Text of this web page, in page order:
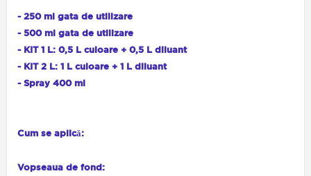
- 250 ml gata de utilizare
- 500 ml gata de utilizare
- KIT 1 L: 0,5 L culoare + 0,5 L diluant
- KIT 2 L: 1 L culoare + 1 L diluant
- Spray 400 ml
Cum se aplică:
Vopseaua de fond: